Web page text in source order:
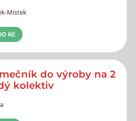
Místek
Kč
do výroby na 2
kolektiv